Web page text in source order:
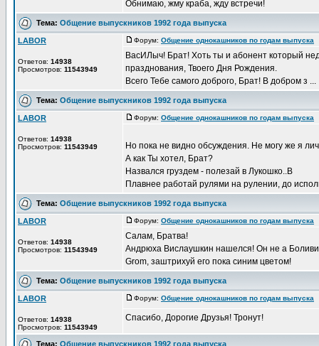
Обнимаю, жму краба, жду встречи!
Тема: Общение выпускников 1992 года выпуска
LABOR
Ответов: 14938
Просмотров: 11543949
Форум: Общение однокашников по годам выпуска
ВасИЛыч! Брат! Хоть ты и абонент который
празднования, Твоего Дня Рождения.
Всего Тебе самого доброго, Брат! В добром з ...
Тема: Общение выпускников 1992 года выпуска
LABOR
Ответов: 14938
Просмотров: 11543949
Форум: Общение однокашников по годам выпуска
Но пока не видно обсуждения. Не могу же я
А как Ты хотел, Брат?
Назвался груздем - полезай в Лукошко..В
Плавнее работай рулями на рулении, до
Тема: Общение выпускников 1992 года выпуска
LABOR
Ответов: 14938
Просмотров: 11543949
Форум: Общение однокашников по годам выпуска
Салам, Братва!
Андрюха Вислаушкин нашелся! Он не а
Grom, заштрихуй его пока синим цветом!
Тема: Общение выпускников 1992 года выпуска
LABOR
Ответов: 14938
Просмотров: 11543949
Форум: Общение однокашников по годам выпуска
Спасибо, Дорогие Друзья! Тронут!
Тема: Общение выпускников 1992 года выпуска